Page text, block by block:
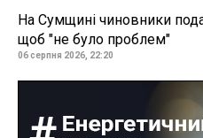
На Сумщині чиновники
щоб "не було проблем"
06 серпня 2026, 22:20